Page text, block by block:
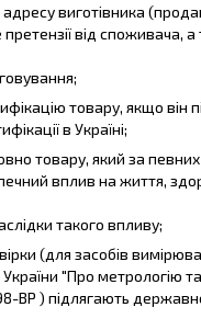
виготівника
від споживача,
товару, якщо він
в Україні;
товару, який за
вплив на життя,
такого впливу;
(для засобів
України "Про метрологію
98-ВР ) підлягають